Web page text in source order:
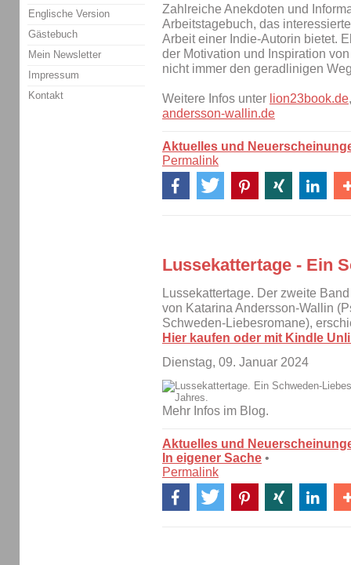
Zahlreiche Anekdoten und
Arbeitstagebuch, das
Arbeit einer Indie-Autorin bietet.
der Motivation und Inspiration
nicht immer den geradlinigen
Weitere Infos unter lion23book.de
andersson-wallin.de
Aktuelles und
Permalink
Lussekattertage - Ein
Lussekattertage. Der zweite
von Katarina Andersson-Wallin
Schweden-Liebesromane),
Hier kaufen oder mit Kindle
Dienstag, 09. Januar 2024
Mehr Infos im Blog.
Aktuelles und
In eigener Sache •
Permalink
Englische Version
Gästebuch
Mein Newsletter
Impressum
Kontakt